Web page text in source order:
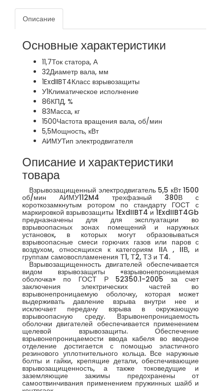
Описание
Основные характеристики
11,7Ток статора, А
32Диаметр вала, мм
1ExdIIBT4Класс взрывозащиты
У1Климатическое исполнение
86КПД, %
83Масса, кг
1500Частота вращения вала, об/мин
5,5Мощность, кВт
АИМУТип электродвигателя
Описание и характеристики
товара
Взрывозащищенный электродвигатель 5,5 кВт 1500
об/мин АИМУ112M4 трехфазный 380В с
короткозамкнутым ротором по стандарту ГОСТ с
маркировкой взрывозащиты 1ExdIIBT4 и 1ExdIIBT4Gb
предназначены для для эксплуатации во
взрывоопасных зонах помещений и наружных
установок, в которых могут образовываться
взрывоопасные смеси горючих газов или паров с
воздухом, относящихся к категориям IIА , IIВ, и
группам самовоспламенения Т1, Т2, ТЗ и Т4.
Взрывозащищенность двигателей обеспечивается
видом взрывозащиты «взрывонепроницаемая
оболочка» по ГОСТ Р 52350.1-2005 за счет
заключения электрических частей во
взрывонепроницаемую оболочку, которая может
выдерживать давление взрыва внутри нее и
исключает передачу взрыва в окружающую
взрывоопасную среду. Взрывонепроницаемость
оболочки двигателей обеспечивается применением
щелевой взрывозащиты. Обеспечение
взрывонепроницаемости ввода кабеля во вводное
отделение достигается с помощью эластичного
резинового уплотнительного кольца. Все наружные
болты и гайки, крепящие детали, обеспечивающие
взрывозащищенность, а также токоведущие и
заземляющие зажимы предохранены от
самоотвинчивания применением пружинных шайб и